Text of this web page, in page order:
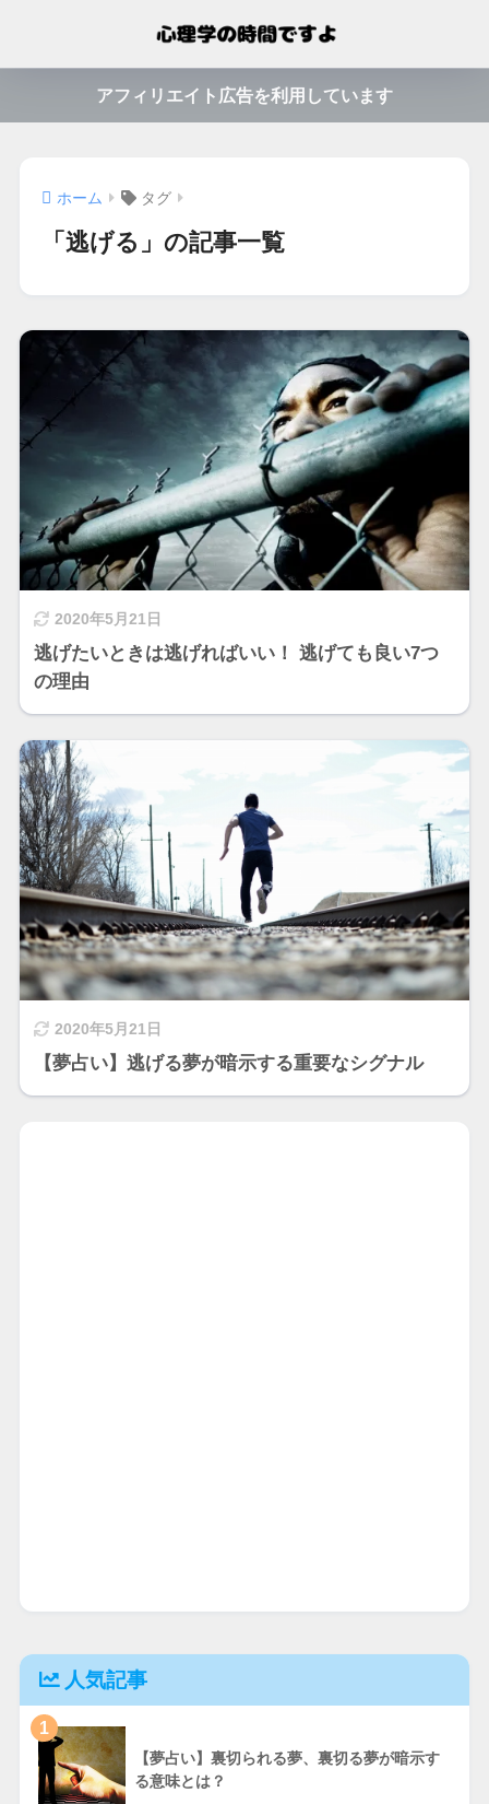
アフィリエイト広告を利用しています
ホーム タグ
「逃げる」の記事一覧
2020年5月21日
逃げたいときは逃げればいい！ 逃げても良い7つ
の理由
2020年5月21日
【夢占い】逃げる夢が暗示する重要なシグナル
人気記事
1
【夢占い】裏切られる夢、裏切る夢が暗示す
る意味とは？